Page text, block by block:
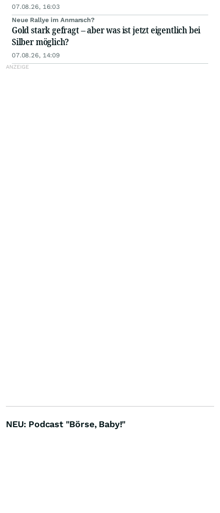
07.08.26, 16:03
Neue Rallye im Anmarsch?
Gold stark gefragt – aber was ist jetzt eigentlich bei
Silber möglich?
07.08.26, 14:09
NEU: Podcast "Börse, Baby!"